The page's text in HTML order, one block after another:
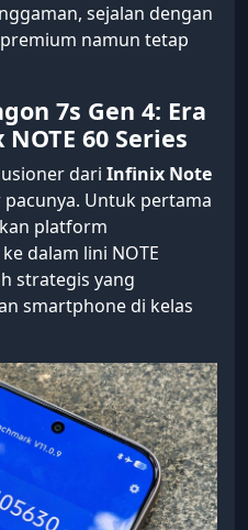
sejalan dengan
namun tetap
7s Gen 4: Era
60 Series
dari Infinix Note
Untuk pertama
platform
ke dalam lini NOTE
strategis yang
smartphone di kelas